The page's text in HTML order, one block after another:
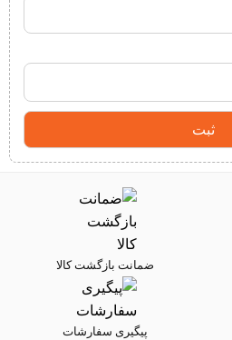
ضمانت بازگشت کالا
پیگیری سفارشات